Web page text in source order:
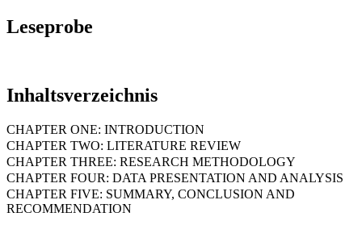
Leseprobe
Inhaltsverzeichnis
CHAPTER ONE: INTRODUCTION
CHAPTER TWO: LITERATURE REVIEW
CHAPTER THREE: RESEARCH METHODOLOGY
CHAPTER FOUR: DATA PRESENTATION AND ANALYSIS
CHAPTER FIVE: SUMMARY, CONCLUSION AND
RECOMMENDATION